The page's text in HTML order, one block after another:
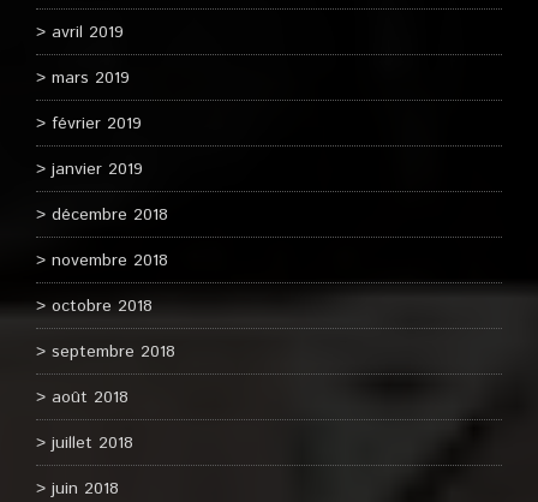
avril 2019
mars 2019
février 2019
janvier 2019
décembre 2018
novembre 2018
octobre 2018
septembre 2018
août 2018
juillet 2018
juin 2018